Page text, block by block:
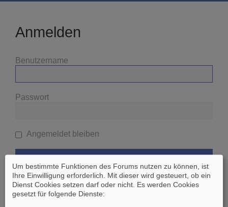
Anmelden
Benutzername
Passwort
Angemeldet bleiben
Ich habe mein Passwort vergessen
Um bestimmte Funktionen des Forums nutzen zu können, ist
Ihre Einwilligung erforderlich. Mit dieser wird gesteuert, ob ein
Dienst Cookies setzen darf oder nicht. Es werden Cookies
gesetzt für folgende Dienste: